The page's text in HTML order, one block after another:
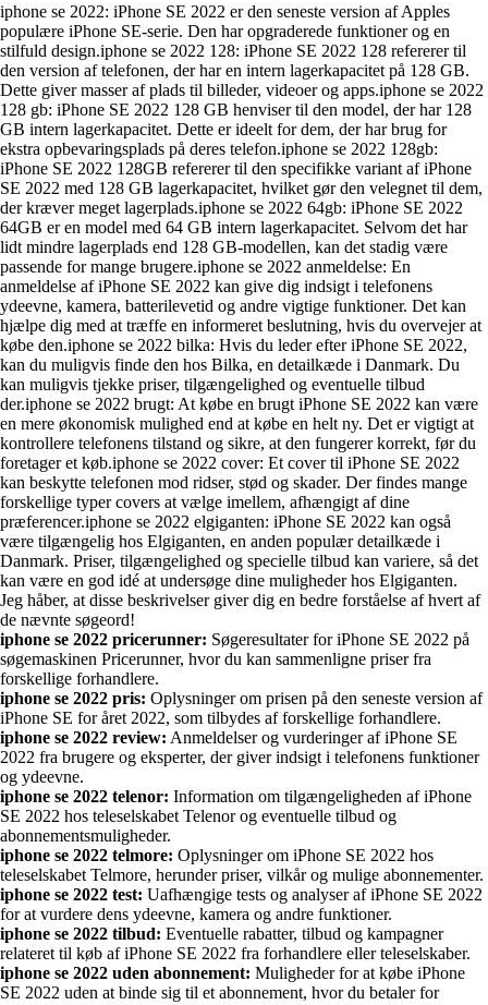
iphone se 2022: iPhone SE 2022 er den seneste version af Apples
populære iPhone SE-serie. Den har opgraderede funktioner og en
stilfuld design.iphone se 2022 128: iPhone SE 2022 128 refererer til
den version af telefonen, der har en intern lagerkapacitet på 128 GB.
Dette giver masser af plads til billeder, videoer og apps.iphone se 2022
128 gb: iPhone SE 2022 128 GB henviser til den model, der har 128
GB intern lagerkapacitet. Dette er ideelt for dem, der har brug for
ekstra opbevaringsplads på deres telefon.iphone se 2022 128gb:
iPhone SE 2022 128GB refererer til den specifikke variant af iPhone
SE 2022 med 128 GB lagerkapacitet, hvilket gør den velegnet til dem,
der kræver meget lagerplads.iphone se 2022 64gb: iPhone SE 2022
64GB er en model med 64 GB intern lagerkapacitet. Selvom det har
lidt mindre lagerplads end 128 GB-modellen, kan det stadig være
passende for mange brugere.iphone se 2022 anmeldelse: En
anmeldelse af iPhone SE 2022 kan give dig indsigt i telefonens
ydeevne, kamera, batterilevetid og andre vigtige funktioner. Det kan
hjælpe dig med at træffe en informeret beslutning, hvis du overvejer at
købe den.iphone se 2022 bilka: Hvis du leder efter iPhone SE 2022,
kan du muligvis finde den hos Bilka, en detailkæde i Danmark. Du
kan muligvis tjekke priser, tilgængelighed og eventuelle tilbud
der.iphone se 2022 brugt: At købe en brugt iPhone SE 2022 kan være
en mere økonomisk mulighed end at købe en helt ny. Det er vigtigt at
kontrollere telefonens tilstand og sikre, at den fungerer korrekt, før du
foretager et køb.iphone se 2022 cover: Et cover til iPhone SE 2022
kan beskytte telefonen mod ridser, stød og skader. Der findes mange
forskellige typer covers at vælge imellem, afhængigt af dine
præferencer.iphone se 2022 elgiganten: iPhone SE 2022 kan også
være tilgængelig hos Elgiganten, en anden populær detailkæde i
Danmark. Priser, tilgængelighed og specielle tilbud kan variere, så det
kan være en god idé at undersøge dine muligheder hos Elgiganten.
Jeg håber, at disse beskrivelser giver dig en bedre forståelse af hvert af
de nævnte søgeord!
iphone se 2022 pricerunner: Søgeresultater for iPhone SE 2022 på
søgemaskinen Pricerunner, hvor du kan sammenligne priser fra
forskellige forhandlere.
iphone se 2022 pris: Oplysninger om prisen på den seneste version af
iPhone SE for året 2022, som tilbydes af forskellige forhandlere.
iphone se 2022 review: Anmeldelser og vurderinger af iPhone SE
2022 fra brugere og eksperter, der giver indsigt i telefonens funktioner
og ydeevne.
iphone se 2022 telenor: Information om tilgængeligheden af iPhone
SE 2022 hos teleselskabet Telenor og eventuelle tilbud og
abonnementsmuligheder.
iphone se 2022 telmore: Oplysninger om iPhone SE 2022 hos
teleselskabet Telmore, herunder priser, vilkår og mulige abonnementer.
iphone se 2022 test: Uafhængige tests og analyser af iPhone SE 2022
for at vurdere dens ydeevne, kamera og andre funktioner.
iphone se 2022 tilbud: Eventuelle rabatter, tilbud og kampagner
relateret til køb af iPhone SE 2022 fra forhandlere eller teleselskaber.
iphone se 2022 uden abonnement: Muligheder for at købe iPhone
SE 2022 uden at binde sig til et abonnement, hvor du betaler for